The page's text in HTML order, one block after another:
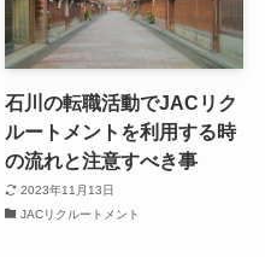
石川の転職活動でJACリク
ルートメントを利用する時
の流れと注意すべき事
2023年11月13日
JACリクルートメント